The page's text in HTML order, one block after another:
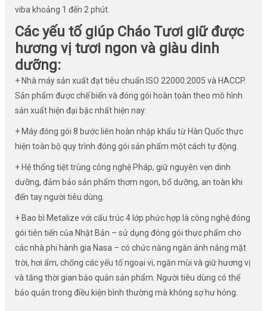
viba khoảng 1 đến 2 phút.
Các yếu tố giúp Cháo Tươi giữ được
hương vị tươi ngon và giàu dinh
dưỡng:
+ Nhà máy sản xuất đạt tiêu chuẩn ISO 22000:2005 và HACCP.
Sản phẩm được chế biến và đóng gói hoàn toàn theo mô hình
sản xuất hiện đại bậc nhất hiện nay:
+ Máy đóng gói 8 bước liên hoàn nhập khẩu từ Hàn Quốc thực
hiện toàn bộ quy trình đóng gói sản phẩm một cách tự động.
+ Hệ thống tiệt trùng công nghệ Pháp, giữ nguyên vẹn dinh
dưỡng, đảm bảo sản phẩm thơm ngon, bổ dưỡng, an toàn khi
đến tay người tiêu dùng.
+ Bao bì Metalize với cấu trúc 4 lớp phức hợp là công nghệ đóng
gói tiên tiến của Nhật Bản – sử dụng đóng gói thực phẩm cho
các nhà phi hành gia Nasa – có chức năng ngăn ánh nắng mặt
trời, hơi ẩm, chống các yếu tố ngoại vi, ngăn mùi và giữ hương vị
và tăng thời gian bảo quản sản phẩm. Người tiêu dùng có thể
bảo quản trong điều kiện bình thường mà không sợ hư hỏng.